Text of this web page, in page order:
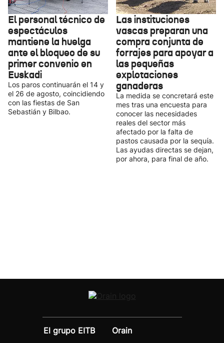
El personal técnico de
espectáculos
mantiene la huelga
ante el bloqueo de su
primer convenio en
Euskadi
Los paros continuarán el 14 y
el 26 de agosto, coincidiendo
con las fiestas de San
Sebastián y Bilbao.
Las instituciones
vascas preparan una
compra conjunta de
forrajes para apoyar a
las pequeñas
explotaciones
ganaderas
La medida se concretará este
mes tras una encuesta para
conocer las necesidades
reales del sector más
afectado por la falta de
pastos causada por la sequía.
Las ayudas directas se dejan,
por ahora, para final de año.
El grupo EITB
Orain